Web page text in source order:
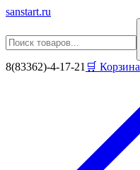
sanstart.ru
8(83362)-4-17-21 🛒 Корзина